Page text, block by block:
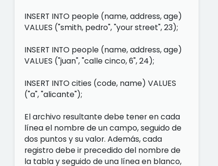
INSERT INTO people (name, address, age)
VALUES ("smith, pedro", "your street", 23);
INSERT INTO people (name, address, age)
VALUES ("juan", "calle cinco, 6", 24);
INSERT INTO cities (code, name) VALUES
("a", "alicante");
El archivo resultante debe tener en cada
línea el nombre de un campo, seguido de
dos puntos y su valor. Además, cada
registro debe ir precedido del nombre de
la tabla y seguido de una línea en blanco,